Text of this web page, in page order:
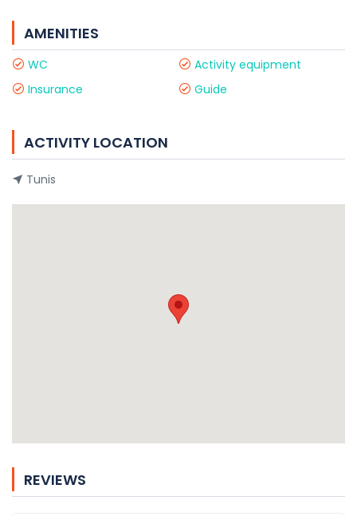
AMENITIES
WC
Activity equipment
Insurance
Guide
ACTIVITY LOCATION
Tunis
REVIEWS